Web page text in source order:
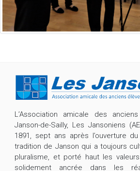
L’Association amicale des
Janson-de-Sailly, Les Jansoniens
1891, sept ans après l’ouverture
tradition de Janson qui a toujours
pluralisme, et porté haut les
solidement ancrée dans les